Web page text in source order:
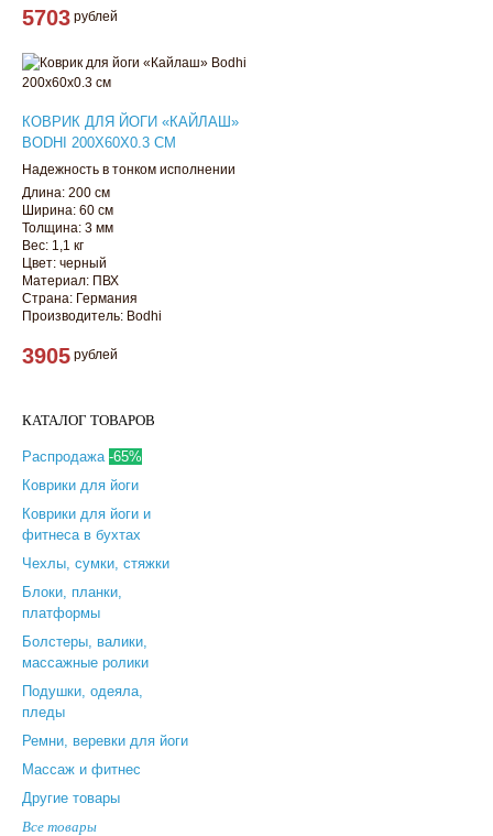
5703 рублей
КОВРИК ДЛЯ ЙОГИ «КАЙЛАШ»
BODHI 200Х60Х0.3 СМ
Надежность в тонком исполнении
Длина: 200 см
Ширина: 60 см
Толщина: 3 мм
Вес: 1,1 кг
Цвет: черный
Материал: ПВХ
Страна: Германия
Производитель: Bodhi
3905 рублей
КАТАЛОГ ТОВАРОВ
Распродажа -65%
Коврики для йоги
Коврики для йоги и
фитнеса в бухтах
Чехлы, сумки, стяжки
Блоки, планки,
платформы
Болстеры, валики,
массажные ролики
Подушки, одеяла,
пледы
Ремни, веревки для йоги
Массаж и фитнес
Другие товары
Все товары